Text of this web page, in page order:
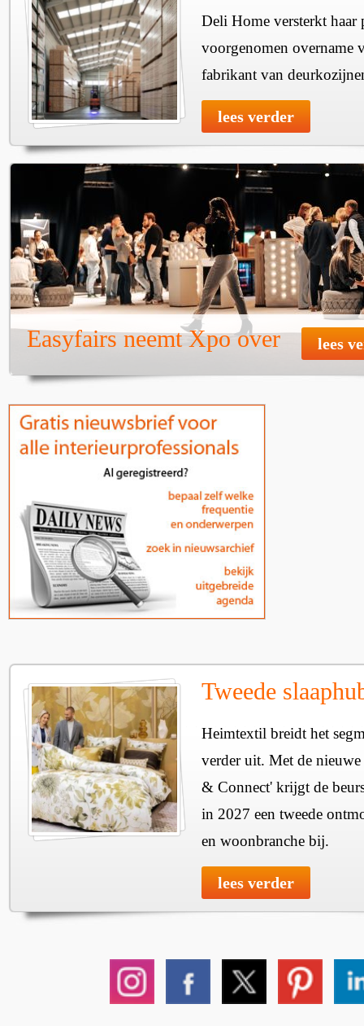
Deli Home versterkt haar
voorgenomen overname
fabrikant van
lees verder
Easyfairs neemt Xpo over lees
Tweede
Heimtextil breidt het
verder uit. Met de
& Connect' krijgt de
in 2027 een tweede
en woonbranche bij.
lees verder